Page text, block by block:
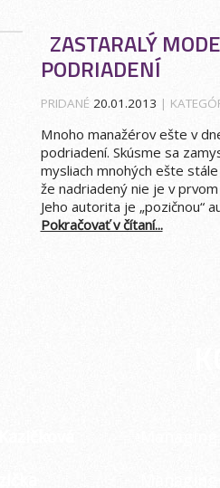
ZASTARALÝ
PODRIADENÍ
PRIDANÉ 20.01.2013 |
Mnoho manažérov ešte v
podriadení. Skúsme sa
mysliach mnohých ešte
že nadriadený nie je v
Jeho autorita je „pozičnou“
Pokračovať v čítaní...